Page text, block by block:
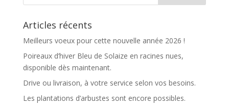
Articles récents
Meilleurs voeux pour cette nouvelle année 2026 !
Poireaux d’hiver Bleu de Solaize en racines nues,
disponible dès maintenant.
Drive ou livraison, à votre service selon vos besoins.
Les plantations d’arbustes sont encore possibles.